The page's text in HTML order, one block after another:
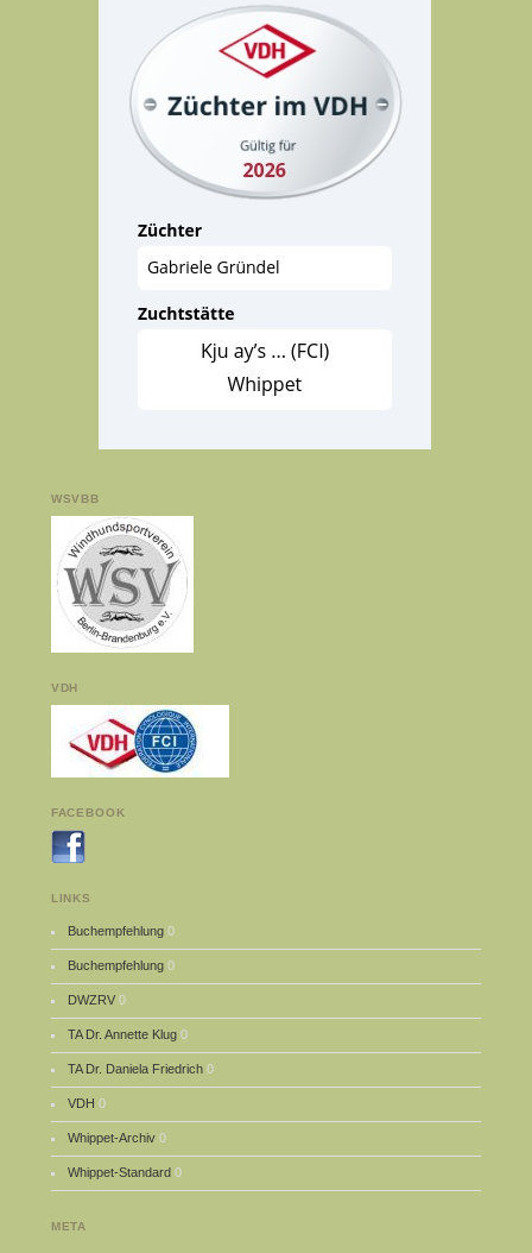
WSVBB
VDH
FACEBOOK
LINKS
Buchempfehlung 0
Buchempfehlung 0
DWZRV 0
TA Dr. Annette Klug 0
TA Dr. Daniela Friedrich 0
VDH 0
Whippet-Archiv 0
Whippet-Standard 0
META